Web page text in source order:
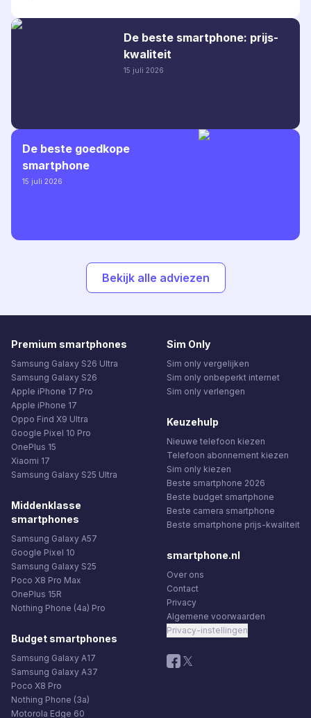
De beste smartphone: prijs-
kwaliteit
15 juli 2026
De beste goedkope
smartphone
15 juli 2026
Bekijk alle adviezen
Premium smartphones
Samsung Galaxy S26 Ultra
Samsung Galaxy S26
Apple iPhone 17 Pro
Apple iPhone 17
Oppo Find X9 Ultra
Google Pixel 10 Pro
OnePlus 15
Xiaomi 17
Samsung Galaxy S25 Ultra
Middenklasse
smartphones
Samsung Galaxy A57
Google Pixel 10
Samsung Galaxy S25
Poco X8 Pro Max
OnePlus 15R
Nothing Phone (4a) Pro
Budget smartphones
Samsung Galaxy A17
Samsung Galaxy A37
Poco X8 Pro
Nothing Phone (3a)
Motorola Edge 60
Sim Only
Sim only vergelijken
Sim only onbeperkt internet
Sim only verlengen
Keuzehulp
Nieuwe telefoon kiezen
Telefoon abonnement kiezen
Sim only kiezen
Beste smartphone 2026
Beste budget smartphone
Beste camera smartphone
Beste smartphone prijs-kwaliteit
smartphone.nl
Over ons
Contact
Privacy
Algemene voorwaarden
Privacy-instellingen